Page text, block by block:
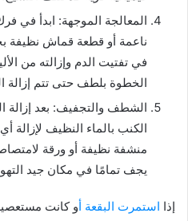
المعالجة الموجهة: ابدأ في
ناعمة أو قطعة قماش نظيفة
في تفتيت الدم وإزالته من
الخطوة بلطف حتى تتم إزالة
الشطف والتجفيف: بعد
الكنب بالماء النظيف لإزالة
منشفة نظيفة أو ورقة
يجف تمامًا في مكان جيد
إذا استمرت البقعة أو كانت